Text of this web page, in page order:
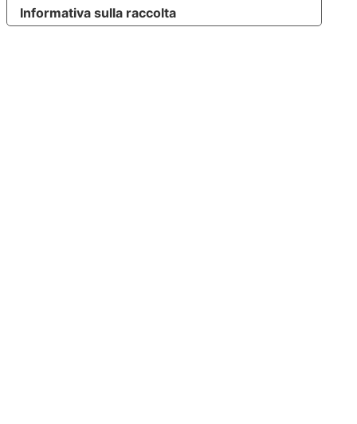
Informativa sulla raccolta